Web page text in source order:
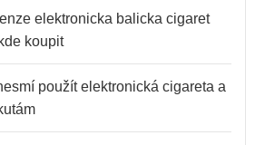
elektronicka balicka cigaret
koupit
použít elektronická cigareta a